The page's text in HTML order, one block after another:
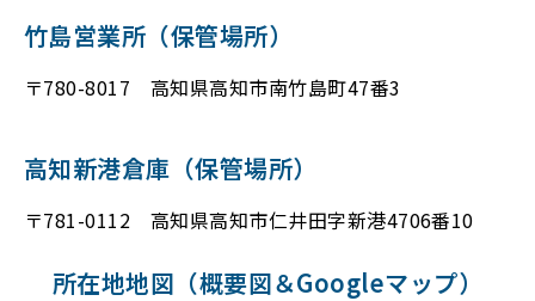
竹島営業所（保管場所）
〒780-8017 高知県高知市南竹島町47番3
高知新港倉庫（保管場所）
〒781-0112 高知県高知市仁井田字新港4706番10
所在地地図（概要図＆Googleマップ）